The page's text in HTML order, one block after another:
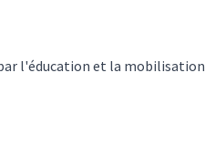
l'éducation et la mobilisation